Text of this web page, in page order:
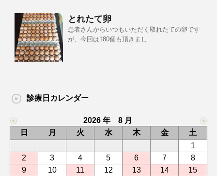
とれたて卵
患者さんからいつもいただく取れたての卵です
が、今回は180個も頂きまし
診療日カレンダー
2026 年 8 月
日
月 火 水 木 金
土
1
2
3 4 5 6 7
8
9
10 11 12 13 14
15